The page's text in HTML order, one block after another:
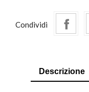
Condividi
Descrizione